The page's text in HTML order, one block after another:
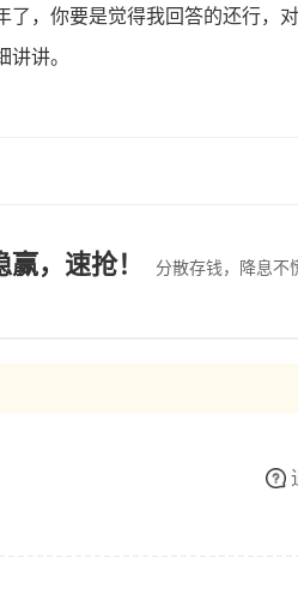
了，你要是觉得我回答的还行，
讲。
，速抢！ 分散存钱，降息不